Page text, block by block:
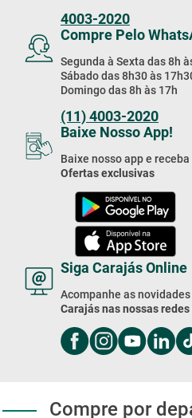
4003-2020
Compre Pelo
Segunda à Sexta das 8h
Sábado das 8h30 às
Domingo das 8h às 17h
(11) 4003-2020
Baixe Nosso App!
Baixe nosso app e receba
Ofertas exclusivas
Siga Carajás Online
Acompanhe as novidades
Carajás nas nossas
Compre por